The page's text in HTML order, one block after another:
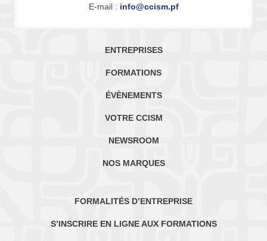
E-mail : info@ccism.pf
ENTREPRISES
FORMATIONS
ÉVÈNEMENTS
VOTRE CCISM
NEWSROOM
NOS MARQUES
FORMALITÉS D’ENTREPRISE
S’INSCRIRE EN LIGNE AUX FORMATIONS